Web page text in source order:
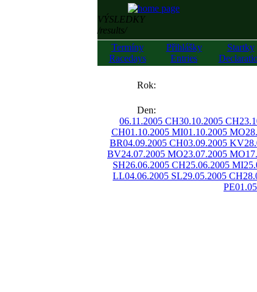
VÝSLEDKY
/results/
Termíny
Racedays
Přihlášky
Entries
Startky
Rok:
Den:
06.11.2005 CH30.10.2005 CH
CH01.10.2005 MI01.10.2005 MO
BR04.09.2005 CH03.09.2005 KV
BV24.07.2005 MO23.07.2005 MO
SH26.06.2005 CH25.06.2005 MI
LL04.06.2005 SL29.05.2005 CH
PE